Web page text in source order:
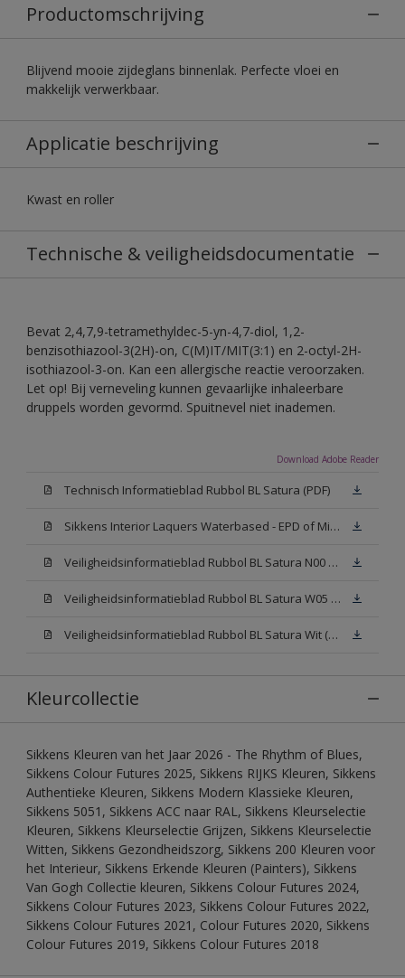
Productomschrijving
Blijvend mooie zijdeglans binnenlak. Perfecte vloei en
makkelijk verwerkbaar.
Applicatie beschrijving
Kwast en roller
Technische & veiligheidsdocumentatie
Bevat 2,4,7,9-tetramethyldec-5-yn-4,7-diol, 1,2-
benzisothiazool-3(2H)-on, C(M)IT/MIT(3:1) en 2-octyl-2H-
isothiazool-3-on. Kan een allergische reactie veroorzaken.
Let op! Bij verneveling kunnen gevaarlijke inhaleerbare
druppels worden gevormd. Spuitnevel niet inademen.
Download Adobe Reader
Technisch Informatieblad Rubbol BL Satura (PDF)
Sikkens Interior Laquers Waterbased - EPD of Milieuproductverklaring
Veiligheidsinformatieblad Rubbol BL Satura N00 (MSDS)
Veiligheidsinformatieblad Rubbol BL Satura W05 (MSDS)
Veiligheidsinformatieblad Rubbol BL Satura Wit (MSDS)
Kleurcollectie
Sikkens Kleuren van het Jaar 2026 - The Rhythm of Blues,
Sikkens Colour Futures 2025, Sikkens RIJKS Kleuren, Sikkens
Authentieke Kleuren, Sikkens Modern Klassieke Kleuren,
Sikkens 5051, Sikkens ACC naar RAL, Sikkens Kleurselectie
Kleuren, Sikkens Kleurselectie Grijzen, Sikkens Kleurselectie
Witten, Sikkens Gezondheidszorg, Sikkens 200 Kleuren voor
het Interieur, Sikkens Erkende Kleuren (Painters), Sikkens
Van Gogh Collectie kleuren, Sikkens Colour Futures 2024,
Sikkens Colour Futures 2023, Sikkens Colour Futures 2022,
Sikkens Colour Futures 2021, Colour Futures 2020, Sikkens
Colour Futures 2019, Sikkens Colour Futures 2018